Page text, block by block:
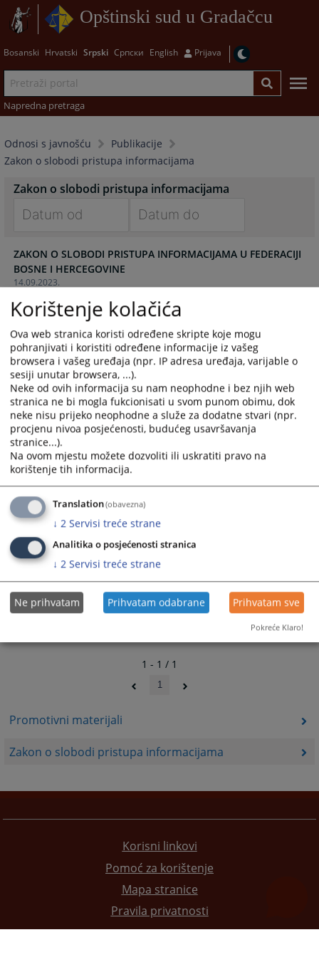
Opštinski sud u Gradačcu
Bosanski Hrvatski Srpski Српски English Prijava
Napredna pretraga
Odnosi s javnošću
Publikacije
Zakon o slobodi pristupa informacijama
Promotivni materijali
Zakon o slobodi pristupa informacijama
Zakon o slobodi pristupa informacijama
forward
to
interact
with
the
calendar
and
select
a
date.
Press
the
question
mark
key
to
get
the
keyboard
shortcuts
for
changing
dates.
forward
interact
with
the
calendar
and
select
a
date.
Press
the
mark
key
to
get
the
shortcuts
for
changing
dates.
14.09.2023.
ZAKON O SLOBODI PRISTUPA INFORMACIJAMA U FEDERACIJI
BOSNE I HERCEGOVINE
1 - 1 / 1
1
Korisni linkovi
Pomoć za korištenje
Mapa stranice
Pravila privatnosti
Korištenje kolačića
Ova web stranica koristi određene skripte koje mogu
pohranjivati i koristiti određene informacije iz vašeg
browsera i vašeg uređaja (npr. IP adresa uređaja, varijable o
sesiji unutar browsera, ...).
Neke od ovih informacija su nam neophodne i bez njih web
stranica ne bi mogla fukcionisati u svom punom obimu, dok
neke nisu prijeko neophodne a služe za dodatne stvari (npr.
procjenu nivoa posjećenosti, budućeg usavršavanja
stranice...).
Na ovom mjestu možete dozvoliti ili uskratiti pravo na
korištenje tih informacija.
Translation(obavezna)
↓ 2 Servisi treće strane
Analitika o posjećenosti stranica
↓ 2 Servisi treće strane
Ne prihvatam Prihvatam odabrane Prihvatam sve
Pokreće Klaro!